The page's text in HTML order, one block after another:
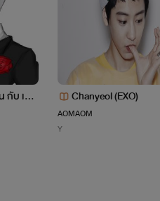
บ เกมเ
Chanyeol (EXO)
AOMAOM
Y